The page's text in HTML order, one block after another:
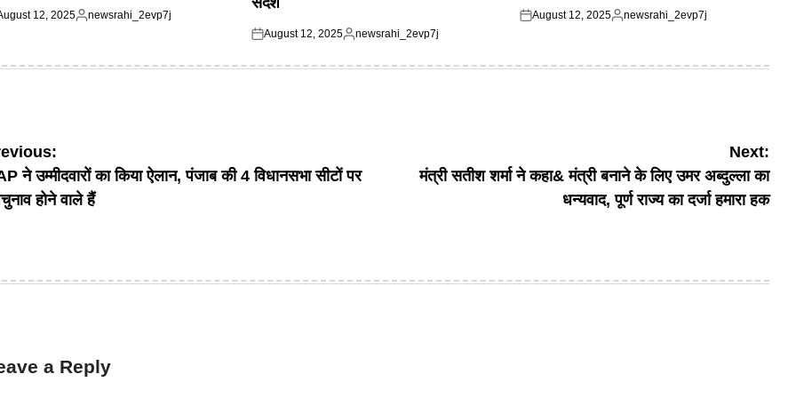
12, 2025
Posted
newsrahi_2evp7j
Posted
August 12, 2025
Posted
newsrahi_2evp7j
Posted
August 12, 2025
Posted
newsrahi_2evp7j
ने उम्मीदवारों का किया ऐलान, पंजाब की 4 विधानसभा सीटों पर
होने वाले हैं
Next:
मंत्री सतीश शर्मा ने कहा& मंत्री बनाने के लिए उमर अब्दुल्ला का
धन्यवाद, पूर्ण राज्य का दर्जा हमारा हक
a Reply